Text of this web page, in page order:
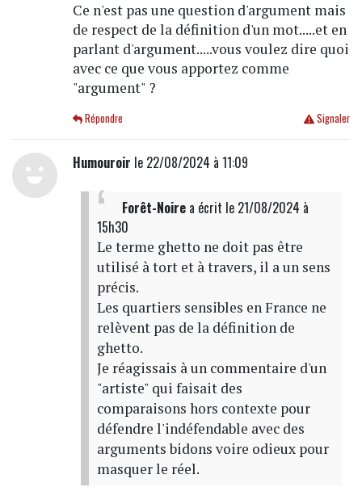
Ce n'est pas une question d'argument mais
de respect de la définition d'un mot.....et en
parlant d'argument.....vous voulez dire quoi
avec ce que vous apportez comme
"argument" ?
Signaler
Répondre
Humouroir le 22/08/2024 à 11:09
Forêt-Noirea écrit le 21/08/2024 à
15h30
Le terme ghetto ne doit pas être
utilisé à tort et à travers, il a un sens
précis.
Les quartiers sensibles en France ne
relèvent pas de la définition de
ghetto.
Je réagissais à un commentaire d'un
"artiste" qui faisait des
comparaisons hors contexte pour
défendre l'indéfendable avec des
arguments bidons voire odieux pour
masquer le réel.